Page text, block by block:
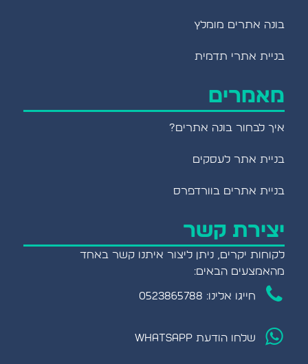
בונה אתרים מומלץ
בניית אתרי תדמית
מאמרים
איך לבחור בונה אתרים?
בניית אתר לעסקים
בניית אתרים בוורדפרס
יצירת קשר
לקוחות יקרים, ניתן ליצור איתנו קשר באחד
מהאמצעים הבאים:
חייגו אלינו: 0523865788
שלחו הודעת WHATSAPP